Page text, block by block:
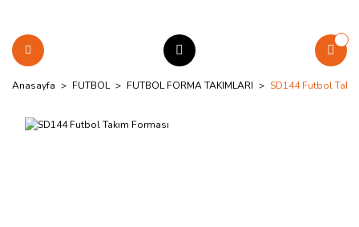
Anasayfa FUTBOL FUTBOL FORMA TAKIMLARI SD144 Futbol